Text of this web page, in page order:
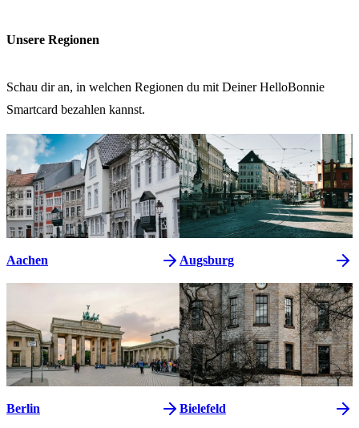
Unsere Regionen
Schau dir an, in welchen Regionen du mit Deiner HelloBonnie
Smartcard bezahlen kannst.
Aachen Augsburg
Berlin Bielefeld